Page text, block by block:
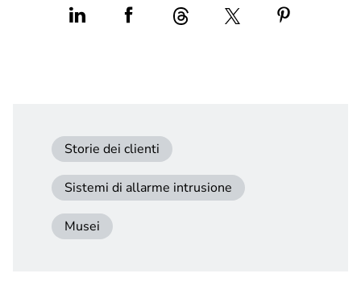
Storie dei clienti
Sistemi di allarme intrusione
Musei